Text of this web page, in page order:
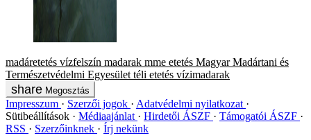
madáretetés vízfelszín madarak mme etetés Magyar Madártani és
Természetvédelmi Egyesület téli etetés vízimadarak
Megosztás
Impresszum Szerzői jogok
Adatvédelmi nyilatkozat
Sütibeállítások
Médiaajánlat Hirdetői ÁSZF
Támogatói ÁSZF
RSS
Szerzőinknek Írj nekünk